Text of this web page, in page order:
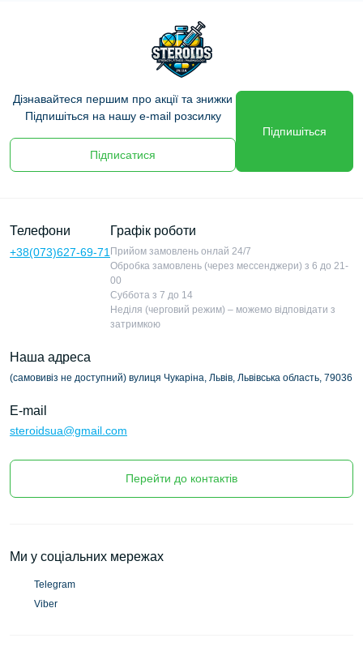
Дізнавайтеся першим про акції та знижки
Підпишіться на нашу e-mail розсилку
Підписатися
Підпишіться
Телефони
+38(073)627-69-71
Графік роботи
Прийом замовлень онлай 24/7
Обробка замовлень (через мессенджери) з 6 до 21-
00
Суббота з 7 до 14
Неділя (черговий режим) – можемо відповідати з
затримкою
Наша адреса
(самовивіз не доступний) вулиця Чукаріна, Львів, Львівська область, 79036
E-mail
steroidsua@gmail.com
Перейти до контактів
Ми у соціальних мережах
Telegram
Viber